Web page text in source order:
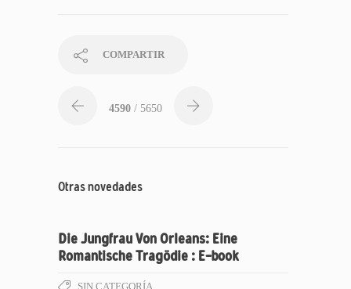
COMPARTIR
4590 / 5650
Otras novedades
Die Jungfrau Von Orleans: Eine
Romantische Tragödie : E-book
SIN CATEGORÍA